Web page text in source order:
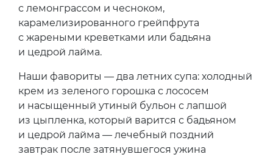
с лемонграссом и чесноком,
карамелизированного грейпфрута
с жареными креветками или бадьяна
и цедрой лайма.
Наши фавориты — два летних супа: холодный
крем из зеленого горошка с лососем
и насыщенный утиный бульон с лапшой
из цыпленка, который варится с бадьяном
и цедрой лайма — лечебный поздний
завтрак после затянувшегося ужина